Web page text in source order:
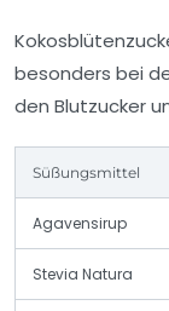
besonders bei
den Blutzucker
Süßungsmittel
Agavensirup
Stevia Natura